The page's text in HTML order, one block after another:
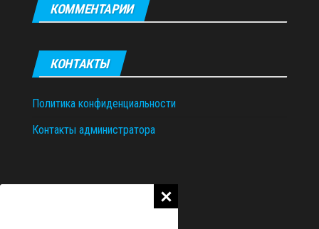
КОММЕНТАРИИ
КОНТАКТЫ
Политика конфиденциальности
Контакты администратора